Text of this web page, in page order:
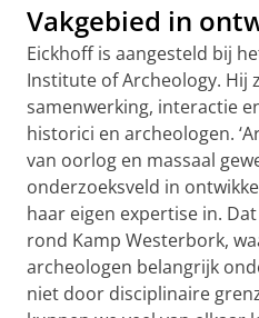
Vakgebied in
Eickhoff is aangesteld bij
Institute of Archeology. Hij
samenwerking, interactie
historici en archeologen.
van oorlog en massaal
onderzoeksveld in
haar eigen expertise in.
rond Kamp Westerbork,
archeologen belangrijk
niet door disciplinaire